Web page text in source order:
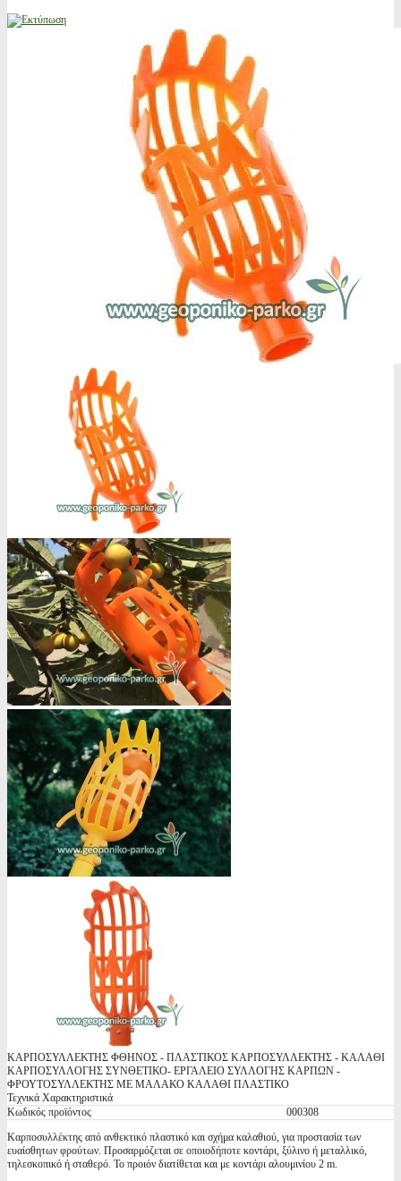
ΚΑΡΠΟΣΥΛΛΕΚΤΗΣ ΦΘΗΝΟΣ - ΠΛΑΣΤΙΚΟΣ ΚΑΡΠΟΣΥΛΛΕΚΤΗΣ - ΚΑΛΑΘΙ
ΚΑΡΠΟΣΥΛΛΟΓΗΣ ΣΥΝΘΕΤΙΚΟ- ΕΡΓΑΛΕΙΟ ΣΥΛΛΟΓΗΣ ΚΑΡΠΩΝ -
ΦΡΟΥΤΟΣΥΛΛΕΚΤΗΣ ΜΕ ΜΑΛΑΚΟ ΚΑΛΑΘΙ ΠΛΑΣΤΙΚΟ
Τεχνικά Χαρακτηριστικά
Κωδικός προϊόντος
000308
Καρποσυλλέκτης από ανθεκτικό πλαστικό και σχήμα καλαθιού, για προστασία των
ευαίσθητων φρούτων. Προσαρμόζεται σε οποιοδήποτε κοντάρι, ξύλινο ή μεταλλικό,
τηλεσκοπικό ή σταθερό. Το προιόν διατίθεται και με κοντάρι αλουμινίου 2 m.